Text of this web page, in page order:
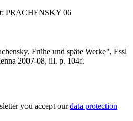
PRACHENSKY 06
Frühe und späte Werke", Essl
2007-08, ill. p. 104f.
you accept ourdata protection